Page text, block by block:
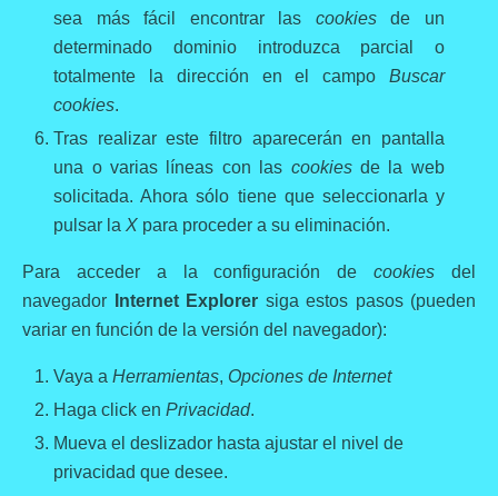
sea más fácil encontrar las cookiesde un
determinado dominio introduzca parcial o
totalmente la dirección en el campo Buscar
cookies.
Tras realizar este filtro aparecerán en pantalla
una o varias líneas con las cookiesde la web
solicitada. Ahora sólo tiene que seleccionarla y
pulsar laX para proceder a su eliminación.
Para acceder a la configuración decookies del
navegador
Internet Explorer siga estos pasos (pueden
variar en función de la versión del navegador):
Vaya aHerramientas, Opciones de Internet
Haga click enPrivacidad.
Mueva el deslizador hasta ajustar el nivel de
privacidad que desee.